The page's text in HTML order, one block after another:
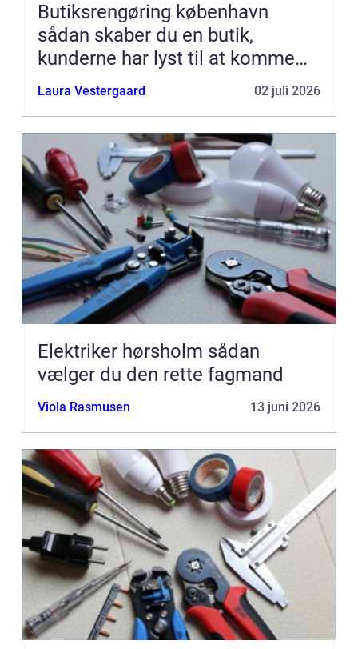
Butiksrengøring københavn
sådan skaber du en butik,
kunderne har lyst til at komme
tilbage til
Laura Vestergaard 02 juli 2026
Elektriker hørsholm sådan
vælger du den rette fagmand
Viola Rasmusen 13 juni 2026